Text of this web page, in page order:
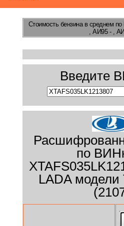
Стоимость бензинав среднем по
, АИ95 - ,
Введите
по
LADA модели